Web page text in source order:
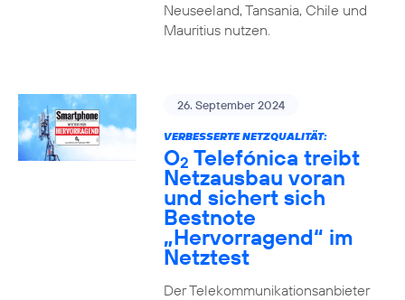
Neuseeland, Tansania, Chile und
Mauritius nutzen.
26. September 2024
VERBESSERTE NETZQUALITÄT:
O2 Telefónica treibt
Netzausbau voran
und sichert sich
Bestnote
„Hervorragend“ im
Netztest
Der Telekommunikationsanbieter